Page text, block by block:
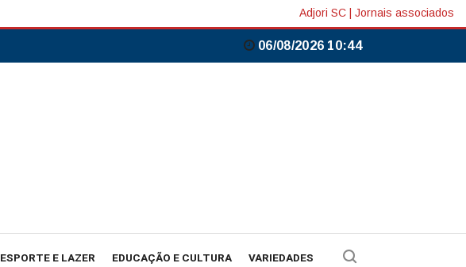
Adjori SC Jornais associados
06/08/2026 10:44
ESPORTE E LAZER EDUCAÇÃO E CULTURA VARIEDADES